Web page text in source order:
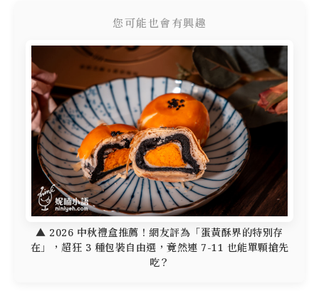
您可能也會有興趣
▲ 2026 中秋禮盒推薦！網友評為「蛋黃酥界的特別存
在」，超狂 3 種包裝自由選，竟然連 7-11 也能單顆搶先
吃？